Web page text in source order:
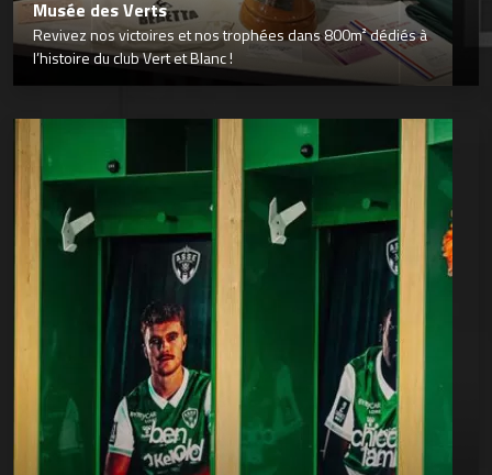
Musée des Verts
Revivez nos victoires et nos trophées dans 800m² dédiés à
l’histoire du club Vert et Blanc !